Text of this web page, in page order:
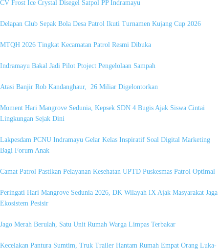
CV Frost Ice Crystal Disegel Satpol PP Indramayu
Delapan Club Sepak Bola Desa Patrol Ikuti Turnamen Kujang Cup 2026
MTQH 2026 Tingkat Kecamatan Patrol Resmi Dibuka
Indramayu Bakal Jadi Pilot Ptoject Pengelolaan Sampah
Atasi Banjir Rob Kandanghaur, 26 Miliar Digelontorkan
Moment Hari Mangrove Sedunia, Kepsek SDN 4 Bugis Ajak Siswa Cintai
Lingkungan Sejak Dini
Lakpesdam PCNU Indramayu Gelar Kelas Inspiratif Soal Digital Marketing
Bagi Forum Anak
Camat Patrol Pastikan Pelayanan Kesehatan UPTD Puskesmas Patrol Optimal
Peringati Hari Mangrove Sedunia 2026, DK Wilayah IX Ajak Masyarakat Jaga
Ekosistem Pesisir
Jago Merah Berulah, Satu Unit Rumah Warga Limpas Terbakar
Kecelakan Pantura Sumtim, Truk Trailer Hantam Rumah Empat Orang Luka-